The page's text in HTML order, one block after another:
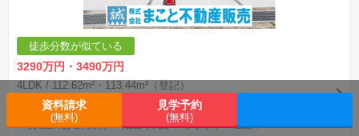
資料請求
(無料)
見学予約
(無料)
徒歩分数が似ている
3290万円・3490万円
4LDK / 112.62m²・113.44m²（登記）
近鉄田原本線「大輪田」歩14分
可変性のある間取り 陽当り良好 フラット35適合